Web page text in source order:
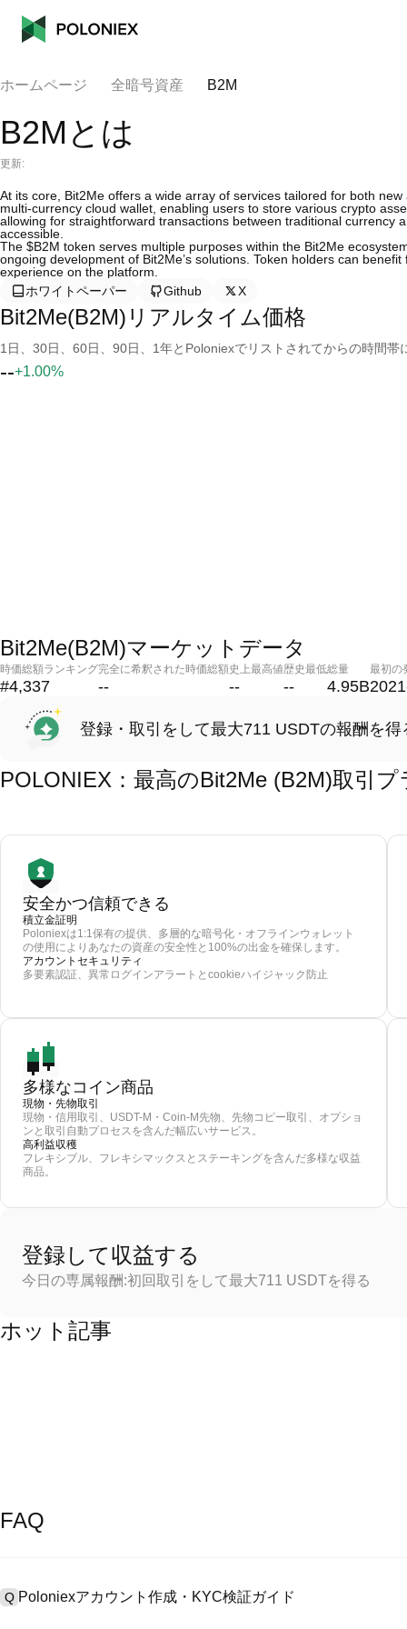
ホームページ 全暗号資産 B2M
B2Mとは
更新:
At its core, Bit2Me offers a wide array of services tailored for both
multi-currency cloud wallet, enabling users to store various crypto
allowing for straightforward transactions between traditional
accessible.
The $B2M token serves multiple purposes within the Bit2Me
ongoing development of Bit2Me’s solutions. Token holders can
experience on the platform.
ホワイトペーパー
Github X
Bit2Me(B2M)リアルタイム価格
1日、30日、60日、90日、1年とPoloniexでリストされてからの時間
--+1.00%
Bit2Me(B2M)マーケットデータ
時価総額ランキング
#4,337
完全に希釈された時価総額
--
史上最高値
--
歴史最低
--
総量
4.95B
最初の
登録・取引をして最大711 USDTの報酬を得
POLONIEX：最高のBit2Me (B2M)取引
安全かつ信頼できる
積立金証明
Poloniexは1:1保有の提供、多層的な暗号化・オフラインウォレット
の使用によりあなたの資産の安全性と100%の出金を確保します。
アカウントセキュリティ
多要素認証、異常ログインアラートとcookieハイジャック防止
多様なコイン商品
現物・先物取引
現物・信用取引、USDT-M・Coin-M先物、先物コピー取引、オプショ
ンと取引自動プロセスを含んだ幅広いサービス。
高利益収穫
フレキシブル、フレキシマックスとステーキングを含んだ多様な収益
商品。
登録して収益する
今日の専属報酬:初回取引をして最大711 USDTを得る
ホット記事
FAQ
Q Poloniexアカウント作成・KYC検証ガイド